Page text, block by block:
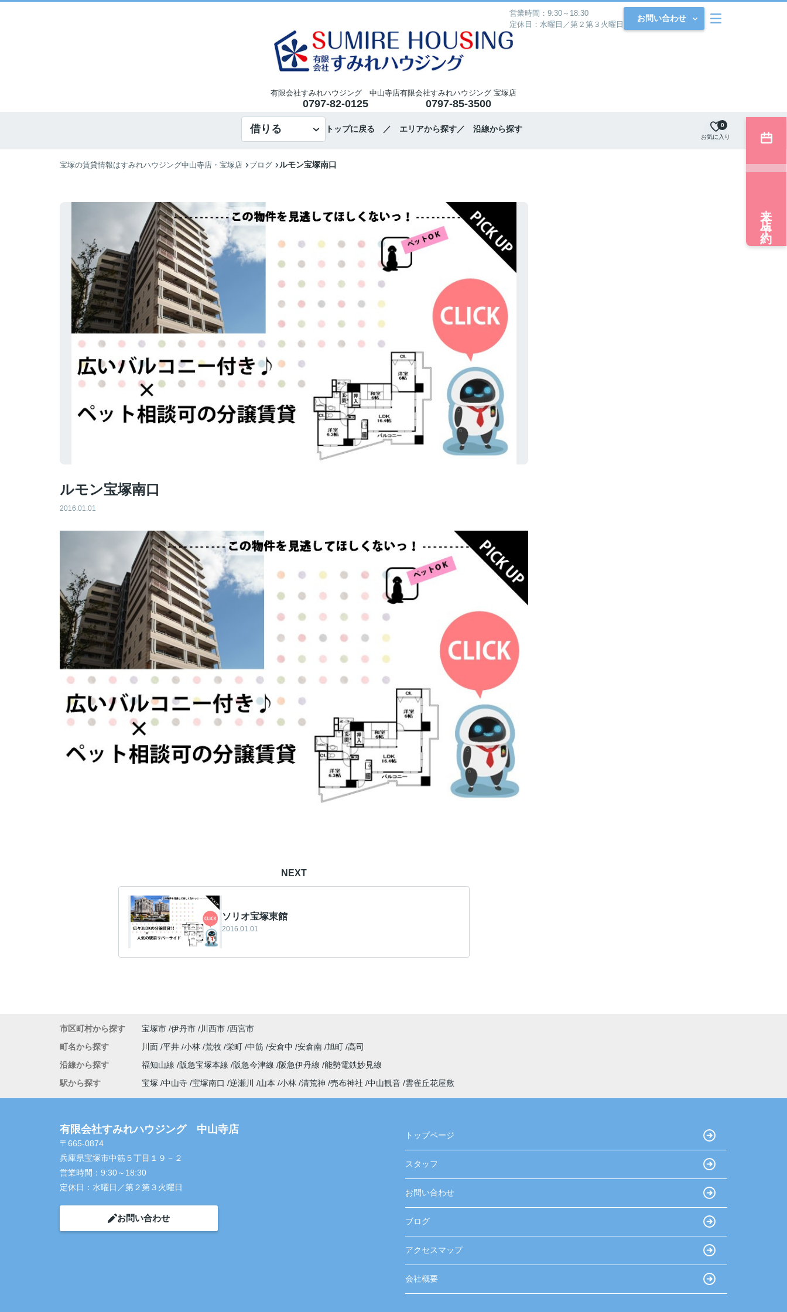
営業時間：9:30～18:30
定休日：水曜日／第２第３火曜日
お問い合わせ
有限会社すみれハウジング 中山寺店
0797-82-0125
有限会社すみれハウジング 宝塚店
0797-85-3500
借りる トップに戻る ／ エリアから探す／ 沿線から探す
お気に入り
0
宝塚の賃貸情報はすみれハウジング中山寺店・宝塚店 ブログ ルモン宝塚南口
ルモン宝塚南口
2016.01.01
NEXT
ソリオ宝塚東館
2016.01.01
来店予約
市区町村から探す 宝塚市 伊丹市 川西市 西宮市
町名から探す
川面 平井 小林 荒牧 栄町 中筋 安倉中 安倉南 旭町 高司
沿線から探す
福知山線 阪急宝塚本線 阪急今津線 阪急伊丹線 能勢電鉄妙見線
駅から探す
宝塚 中山寺 宝塚南口 逆瀬川 山本 小林 清荒神 売布神社 中山観音 雲雀丘花屋敷
有限会社すみれハウジング 中山寺店
〒665-0874
兵庫県宝塚市中筋５丁目１９－２
営業時間： 9:30～18:30
定休日： 水曜日／第２第３火曜日
お問い合わせ
トップページ
スタッフ
お問い合わせ
ブログ
アクセスマップ
会社概要